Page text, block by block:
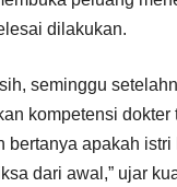
dilakukan.
seminggu
kompetensi dokter
bertanya apakah istri
dari awal,” ujar